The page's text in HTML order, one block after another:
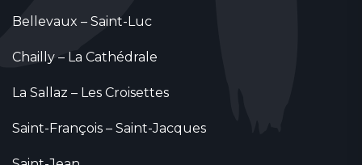
Bellevaux – Saint-Luc
Chailly – La Cathédrale
La Sallaz – Les Croisettes
Saint-François – Saint-Jacques